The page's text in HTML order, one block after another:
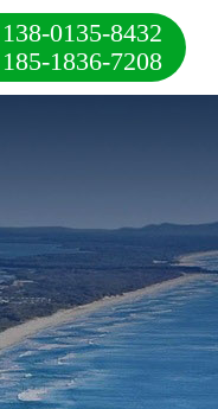
138-0135-8432
185-1836-7208